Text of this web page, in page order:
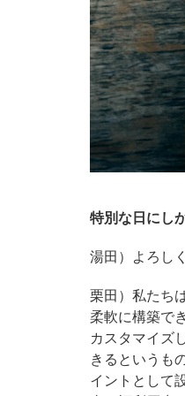
特別な日にし
湯田）よろし
栗田）私たち
柔軟に構築で
カスタマイズ
きるというも
イントとして